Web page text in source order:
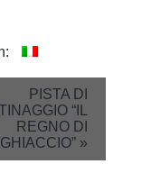
PISTA DI
“IL
REGNO DI
GHIACCIO” »